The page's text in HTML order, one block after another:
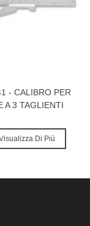
- CALIBRO PER
A 3 TAGLIENTI
Di Più